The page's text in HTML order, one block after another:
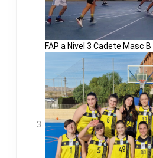
FAP a Nivel 3 Cadete Masc B